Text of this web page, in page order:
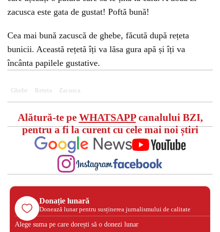
zacusca este gata de gustat! Poftă bună!
Cea mai bună zacuscă de ghebe, făcută după rețeta
bunicii. Această rețetă îți va lăsa gura apă și îți va
încânta papilele gustative.
Ghebe Reteta Zacusca
Alătură-te pe WHATSAPPcanalului BZI,
pentru a fi la curent cu cele mai noi știri
Donație lunară
Donează lunar pentru susținerea jurnalismului de calitate
Alege suma pe care dorești să o donezi lunar